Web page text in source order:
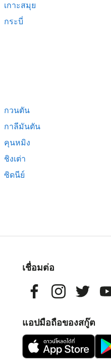
เกาะสมุย
กระบี่
กวนตัน
กาลีมันตัน
คุนหมิง
ชิงเต่า
ซิดนีย์
เชื่อมต่อ
แอปมือถือของสกู๊ต